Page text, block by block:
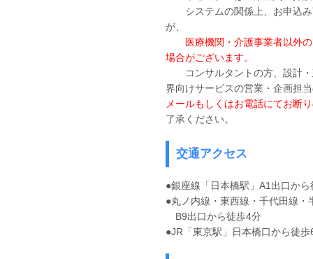
システムの関係上、お申込み
が、
医療機関・介護事業者以外
場合がございます。
コンサルタントの方、設計・
界向けサービスの営業・企画担
メールもしくはお電話にてお断
了承ください。
交通アクセス
●銀座線「日本橋駅」A1出口から
●丸ノ内線・東西線・千代田線
B9出口から徒歩4分
●JR「東京駅」日本橋口から徒歩